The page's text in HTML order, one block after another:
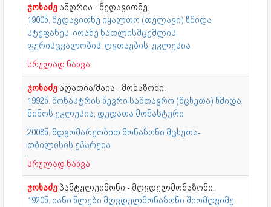
ჯოხაძე ანდრია - მედავითნე.
1900წ. მედავითნე იყალთო (თელავი) წმიდა
სტეფანეს, იოანე ნათლისმცემლის,
ფერისცვალობის, ღვთაების, ეკლესია
სრულად ნახვა
ჯოხაძე აღათია/მაია - მონაზონი.
1992წ. მონასტრის წევრი სამთავრო (მცხეთა) წმიდა
ნინოს ეკლესია, დედათა მონასტერი
2008წ. მდგომარეობით მონაზონი მცხეთა-
თბილისის ეპარქია
სრულად ნახვა
ჯოხაძე პანტელეიმონი - მღვდელმონაზონი.
1920წ. იანი წლები მღვდელმონაზონი შიომღვიმე